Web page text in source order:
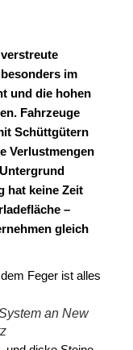
im
und die hohen
Fahrzeuge
Schüttgütern
Verlustmengen
hat keine Zeit
–
gleich
an New